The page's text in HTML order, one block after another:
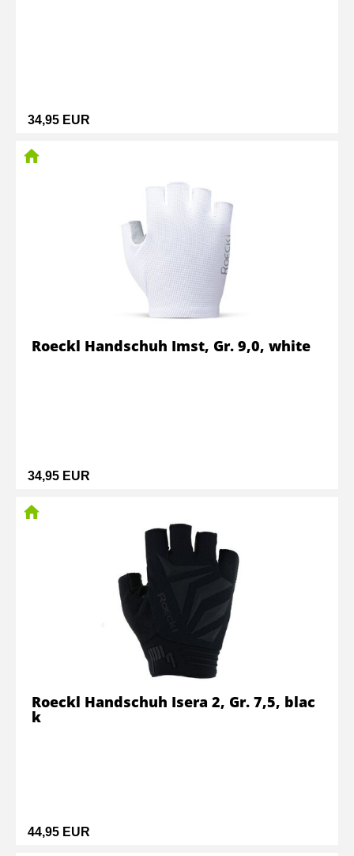
34,95 EUR
34,95 EUR
Roeckl Handschuh Imst, Gr. 9,0, white
44,95 EUR
Roeckl Handschuh Isera 2, Gr. 7,5, blac
k